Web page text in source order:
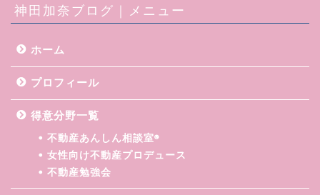
神田加奈ブログ｜メニュー
ホーム
プロフィール
得意分野一覧
不動産あんしん相談室®
女性向け不動産プロデュース
不動産勉強会